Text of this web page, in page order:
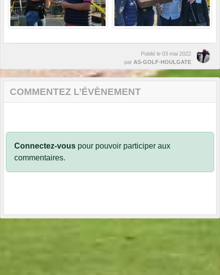
Publié le 03 mai 2022
par AS-GOLF-HOULGATE
COMMENTEZ L’ÉVÈNEMENT
Connectez-vous pour pouvoir participer aux
commentaires.